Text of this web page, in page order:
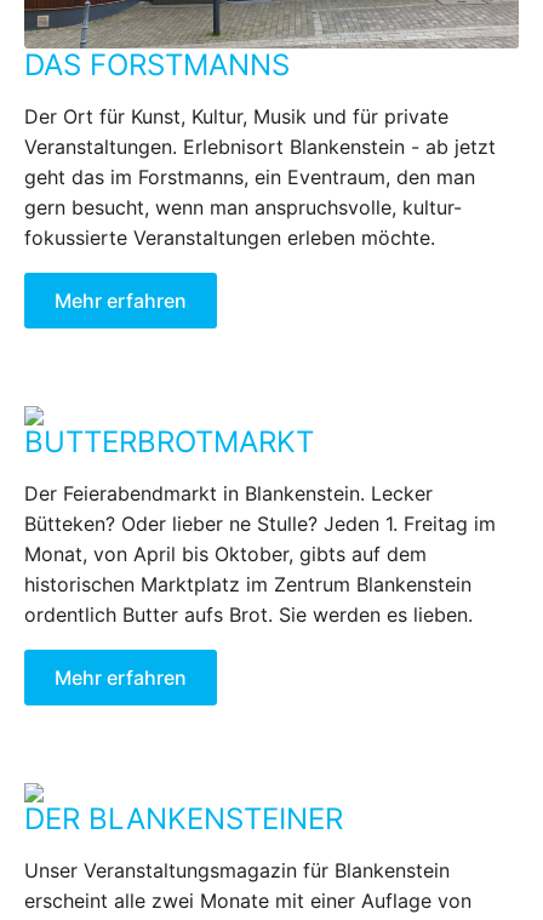
DAS FORSTMANNS
Der Ort für Kunst, Kultur, Musik und für private
Veranstaltungen. Erlebnisort Blankenstein - ab jetzt
geht das im Forstmanns, ein Eventraum, den man
gern besucht, wenn man anspruchsvolle, kultur-
fokussierte Veranstaltungen erleben möchte.
Mehr erfahren
BUTTERBROTMARKT
Der Feierabendmarkt in Blankenstein. Lecker
Bütteken? Oder lieber ne Stulle? Jeden 1. Freitag im
Monat, von April bis Oktober, gibts auf dem
historischen Marktplatz im Zentrum Blankenstein
ordentlich Butter aufs Brot. Sie werden es lieben.
Mehr erfahren
DER BLANKENSTEINER
Unser Veranstaltungsmagazin für Blankenstein
erscheint alle zwei Monate mit einer Auflage von